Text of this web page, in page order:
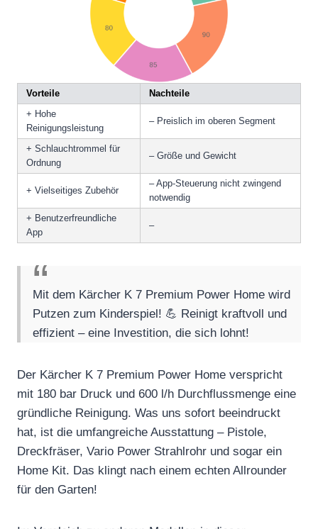
Vorteile
Nachteile
+ Hohe
Reinigungsleistung
– Preislich im oberen Segment
+ Schlauchtrommel für
Ordnung
– Größe und Gewicht
+ Vielseitiges Zubehör
– App-Steuerung nicht zwingend
notwendig
+ Benutzerfreundliche
App
–
Mit dem Kärcher K 7 Premium Power Home wird
Putzen zum Kinderspiel! 💪 Reinigt kraftvoll und
effizient – eine Investition, die sich lohnt!
Der Kärcher K 7 Premium Power Home verspricht
mit 180 bar Druck und 600 l/h Durchflussmenge eine
gründliche Reinigung. Was uns sofort beeindruckt
hat, ist die umfangreiche Ausstattung – Pistole,
Dreckfräser, Vario Power Strahlrohr und sogar ein
Home Kit. Das klingt nach einem echten Allrounder
für den Garten!